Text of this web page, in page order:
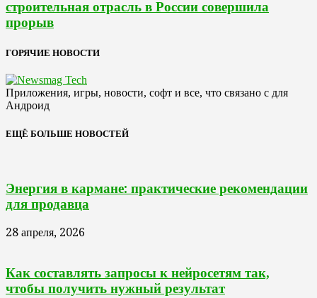
строительная отрасль в России совершила
прорыв
ГОРЯЧИЕ НОВОСТИ
Приложения, игры, новости, софт и все, что связано с для
Андроид
ЕЩЁ БОЛЬШЕ НОВОСТЕЙ
Энергия в кармане: практические рекомендации
для продавца
28 апреля, 2026
Как составлять запросы к нейросетям так,
чтобы получить нужный результат